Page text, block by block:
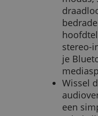
stereo-
je
Wissel
een